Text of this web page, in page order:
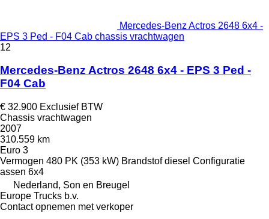
Mercedes-Benz Actros 2648 6x4 -
EPS 3 Ped - F04 Cab chassis vrachtwagen
12
Mercedes-Benz Actros 2648 6x4 - EPS 3 Ped -
F04 Cab
€ 32.900 Exclusief BTW
Chassis vrachtwagen
2007
310.559 km
Euro 3
Vermogen 480 PK (353 kW) Brandstof diesel Configuratie
assen 6x4
Nederland, Son en Breugel
Europe Trucks b.v.
Contact opnemen met verkoper